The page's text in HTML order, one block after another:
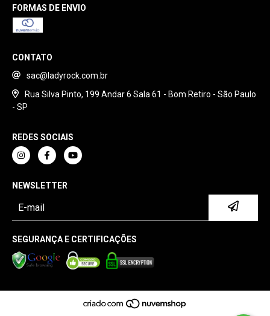
FORMAS DE ENVIO
CONTATO
sac@ladyrock.com.br
Rua Silva Pinto, 199 Andar 6 Sala 61 - Bom Retiro - São Paulo
- SP
REDES SOCIAIS
NEWSLETTER
SEGURANÇA E CERTIFICAÇÕES